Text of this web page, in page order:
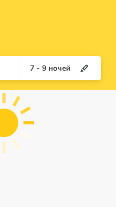
7 - 9 ночей